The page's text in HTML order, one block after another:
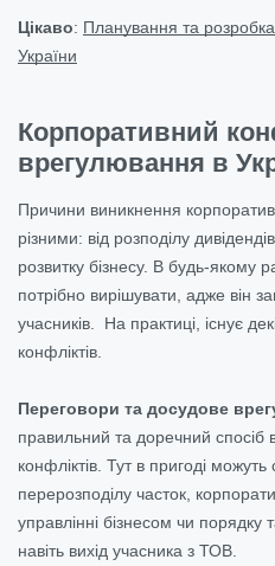
Цікаво: Планування та
України
Корпоративний
врегулювання в
Причини виникнення
різними: від розподілу
розвитку бізнесу. В будь-якому
потрібно вирішувати, адже він
учасників. На практиці, існує
конфліктів.
Переговори та досудове
правильний та доречний спосіб
конфліктів. Тут в пригоді можуть
перерозподілу часток,
управлінні бізнесом чи порядку
навіть вихід учасника з ТОВ.